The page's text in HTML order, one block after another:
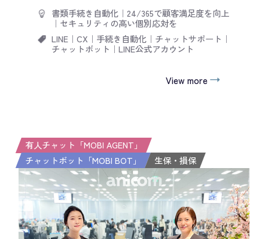
書類手続き自動化｜ 24/365で顧客満足度を向上
｜ セキュリティの高い個別応対を
LINE｜ CX ｜ 手続き自動化｜ チャットサポート ｜
チャットボット ｜ LINE公式アカウント
View more
有人チャット「MOBI AGENT」
チャットボット「MOBI BOT」
生保・損保